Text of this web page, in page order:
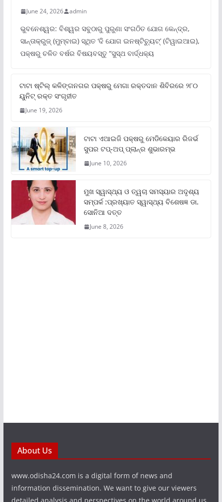
June 24, 2026 admin
ଭୁବନେଶ୍ୱର: ବିଶ୍ୱର ସବୁଠାରୁ ପୁରୁଣା ସଂଗଠିତ ଯୋଗ କେନ୍ଦ୍ର,
ସାନ୍ତାକ୍ରୁଜ୍ (ମୁମ୍ବାଇ) ସ୍ଥିତ ‘ଦି ଯୋଗ ଇନଷ୍ଟିଚ୍ୟୁଟ୍‌’ (ଟିୱାଇଆଇ),
ପକ୍ଷରୁ ଚଳିତ ବର୍ଷର ବିଷୟବସ୍ତୁ “ସୁସ୍ଥ ବାର୍ଦ୍ଧକ୍ୟ
ଟାଟା ଷ୍ଟିଲ୍‌ କଳିଙ୍ଗନଗର ପକ୍ଷରୁ ମେଗା ରକ୍ତଦାନ ଶିବିରରେ ୨୮୦
ୟୁନିଟ୍‌ ରକ୍ତ ସଂଗୃହୀତ
June 19, 2026
ଟାଟା ଏଆଇଜି ପକ୍ଷରୁ ମେଡିକେୟାର ରିଜର୍ଭ
ସୁପର ଟପ୍‌-ଅପ୍ ପ୍ଲାନ୍‌ର ଶୁଭାରମ୍ଭ
June 10, 2026
ମୁଖ ସ୍ୱାସ୍ଥ୍ୟ ଓ ତ୍ୱଚା ସମସ୍ୟାର ଅଦୃଶ୍ୟ
ସମ୍ପର୍କ :ପ୍ରଖ୍ୟାତ ସ୍ୱାସ୍ଥ୍ୟ ବିଶେଷଜ୍ଞ ଡା.
ସୋନିଆ ଦତ୍ତ
June 8, 2026
About Us
www.odisha24.com is a digital form of news and
information dissemination. We want to give our viewers